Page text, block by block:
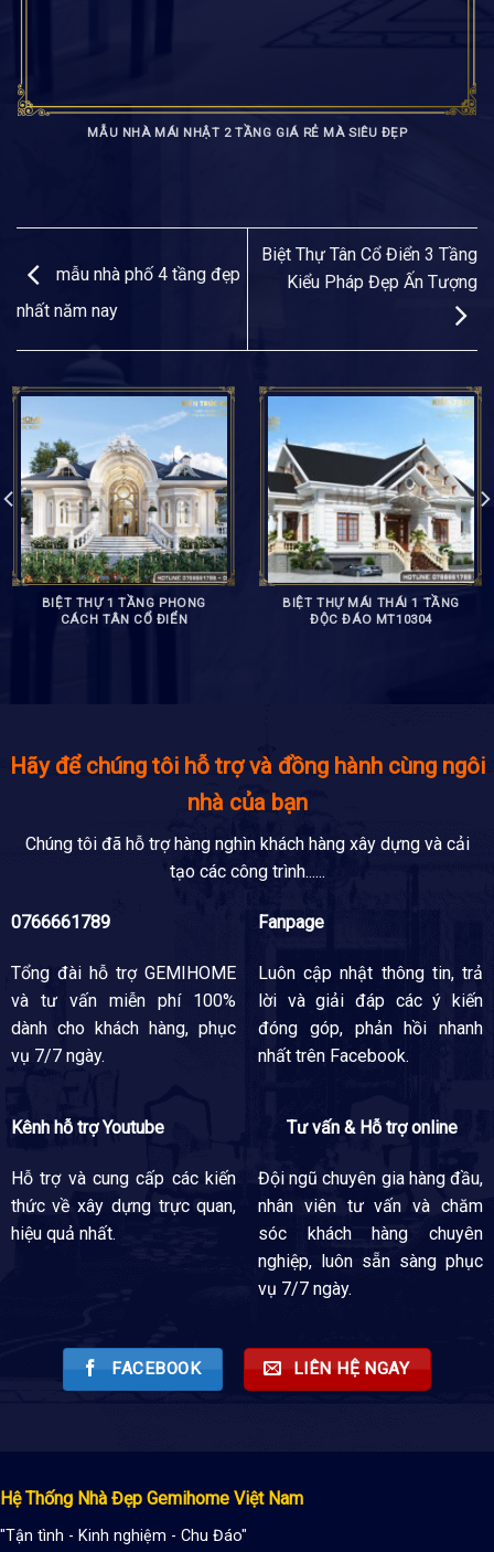
MẪU NHÀ MÁI NHẬT 2 TẦNG GIÁ RẺ MÀ SIÊU ĐẸP
mẫu nhà phố 4 tầng đẹp
nhất năm nay
Biệt Thự Tân Cổ Điển 3 Tầng
Kiểu Pháp Đẹp Ấn Tượng
BIỆT THỰ 1 TẦNG PHONG
CÁCH TÂN CỔ ĐIỂN
BIỆT THỰ MÁI THÁI 1 TẦNG
ĐỘC ĐÁO MT10304
Hãy để chúng tôi hỗ trợ và đồng hành cùng ngôi
nhà của bạn
Chúng tôi đã hỗ trợ hàng nghìn khách hàng xây dựng và cải
tạo các công trình......
0766661789
Tổng đài hỗ trợGEMIHOME
và tư vấn miễn phí 100%
dành cho khách hàng, phục
vụ 7/7 ngày.
Fanpage
Luôn cập nhật thông tin, trả
lời và giải đáp các ý kiến
đóng góp, phản hồi nhanh
nhất trên Facebook.
Kênh hỗ trợ Youtube
Hỗ trợ và cung cấp các kiến
thức về xây dựng trực quan,
hiệu quả nhất.
Tư vấn & Hỗ trợ online
Đội ngũ chuyên gia hàng đầu,
nhân viên tư vấn và chăm
sóc khách hàng chuyên
nghiệp, luôn sẵn sàng phục
vụ 7/7 ngày.
FACEBOOK LIÊN HỆ NGAY
Hệ Thống Nhà Đẹp Gemihome Việt Nam
"Tận tình - Kinh nghiệm - Chu Đáo"